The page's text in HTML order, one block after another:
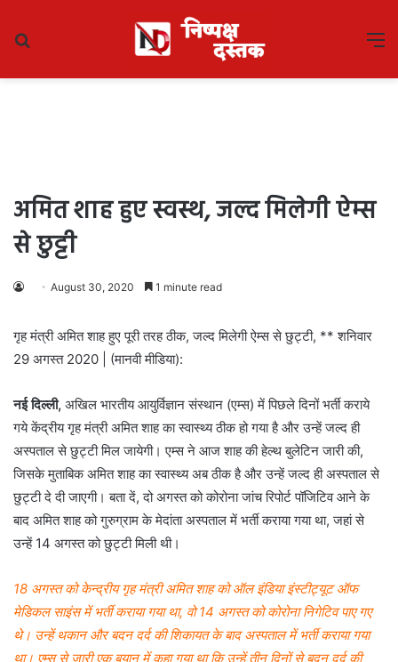
अमित शाह हुए स्वस्थ, जल्द मिलेगी ऐम्स
से छुट्टी
August 30, 2020 1 minute read
गृह मंत्री अमित शाह हुए पूरी तरह ठीक, जल्द मिलेगी ऐम्स से छुट्टी, ** शनिवार
29 अगस्त 2020 | (मानवी मीडिया):
नई दिल्ली, अखिल भारतीय आयुर्विज्ञान संस्थान (एम्स) में पिछले दिनों भर्ती कराये
गये केंद्रीय गृह मंत्री अमित शाह का स्वास्थ्य ठीक हो गया है और उन्हें जल्द ही
अस्पताल से छुट्टी मिल जायेगी। एम्स ने आज शाह की हेल्थ बुलेटिन जारी की,
जिसके मुताबिक अमित शाह का स्वास्थ्य अब ठीक है और उन्हें जल्द ही अस्पताल से
छुट्टी दे दी जाएगी। बता दें, दो अगस्त को कोरोना जांच रिपोर्ट पॉजिटिव आने के
बाद अमित शाह को गुरुग्राम के मेदांता अस्पताल में भर्ती कराया गया था, जहां से
उन्हें 14 अगस्त को छुट्टी मिली थी।
18 अगस्त को केन्द्रीय गृह मंत्री अमित शाह को ऑल इंडिया इंस्टीट्यूट ऑफ
मेडिकल साइंस में भर्ती कराया गया था, वो 14 अगस्त को कोरोना निगेटिव पाए गए
थे। उन्हें थकान और बदन दर्द की शिकायत के बाद अस्पताल में भर्ती कराया गया
था। एम्स से जारी एक बयान में कहा गया था कि उन्हें तीन दिनों से बदन दर्द की